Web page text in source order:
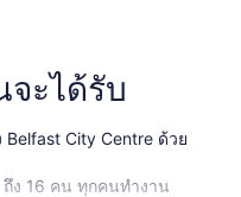
ะได้รับ
City Centre ด้วย
ถึง 16 คน ทุกคนทำงาน